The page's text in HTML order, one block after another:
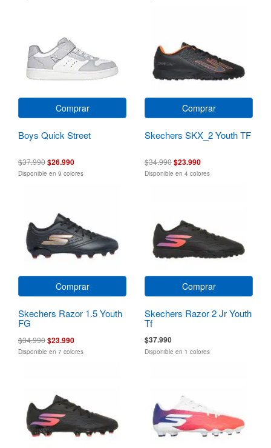
Comprar
Boys Quick Street
$37.990$26.990
Disponible en 9 colores
Comprar
Skechers SKX_2 Youth TF
$34.990$23.990
Disponible en 4 colores
Comprar
Skechers Razor 1.5 Youth
FG
$34.990$23.990
Disponible en 7 colores
Comprar
Skechers Razor 2 Jr Youth
Tf
$37.990
Disponible en 1 colores